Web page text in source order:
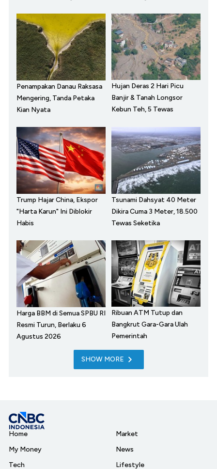
Penampakan Danau Raksasa
Mengering, Tanda Petaka
Kian Nyata
Hujan Deras 2 Hari Picu
Banjir & Tanah Longsor
Kebun Teh, 5 Tewas
Trump Hajar China, Ekspor
"Harta Karun" Ini Diblokir
Habis
Tsunami Dahsyat 40 Meter
Dikira Cuma 3 Meter, 18.500
Tewas Seketika
Harga BBM di Semua SPBU RI
Resmi Turun, Berlaku 6
Agustus 2026
Ribuan ATM Tutup dan
Bangkrut Gara-Gara Ulah
Pemerintah
SHOW MORE
Home
My Money
Tech
Market
News
Lifestyle